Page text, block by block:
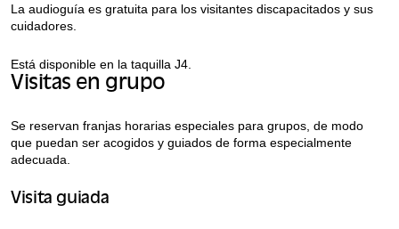
La audioguía es gratuita para los visitantes discapacitados y sus
cuidadores.
Está disponible en la taquilla J4.
Visitas en grupo
Se reservan franjas horarias especiales para grupos, de modo
que puedan ser acogidos y guiados de forma especialmente
adecuada.
Visita guiada